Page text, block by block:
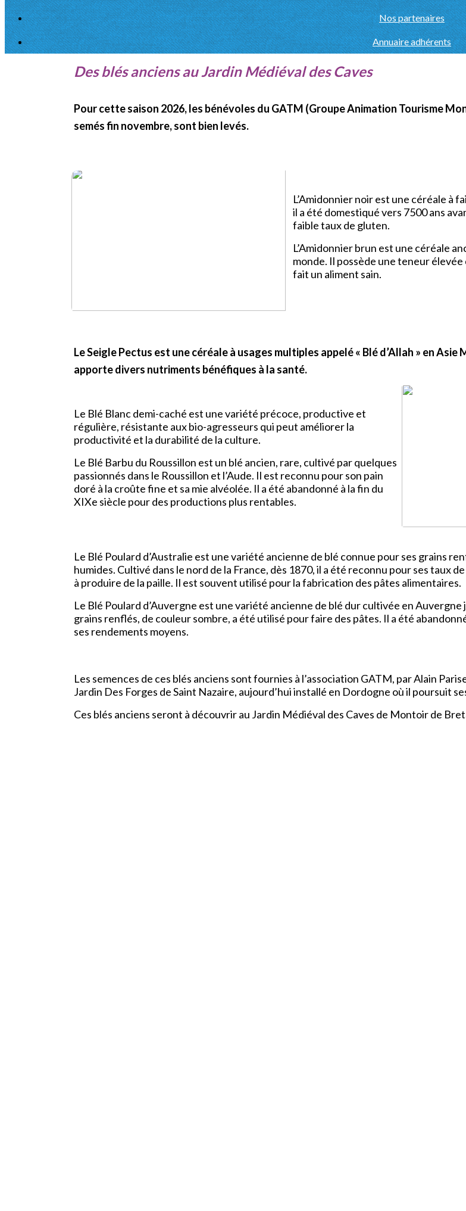
Nos partenaires
Annuaire adhérents
Des blés anciens au Jardin Médiéval des Caves
Pour cette saison 2026, les bénévoles du GATM (Groupe Animation Tourisme
semés fin novembre, sont bien levés.
L’Amidonnier noir est une céréale à
il a été domestiqué vers 7500 ans
faible taux de gluten.
L’Amidonnier brun est une céréale
monde. Il possède une teneur
fait un aliment sain.
Le Seigle Pectus est une céréale à usages multiples appelé « Blé d’Allah » en
apporte divers nutriments bénéfiques à la santé.
Le Blé Blanc demi-caché est une variété précoce, productive et
régulière, résistante aux bio-agresseurs qui peut améliorer la
productivité et la durabilité de la culture.
Le Blé Barbu du Roussillon est un blé ancien, rare, cultivé par quelques
passionnés dans le Roussillon et l’Aude. Il est reconnu pour son pain
doré à la croûte fine et sa mie alvéolée. Il a été abandonné à la fin du
XIXe siècle pour des productions plus rentables.
Le Blé Poulard d’Australie est une variété ancienne de blé connue pour ses grains
humides. Cultivé dans le nord de la France, dès 1870, il a été reconnu pour ses taux
à produire de la paille. Il est souvent utilisé pour la fabrication des pâtes alimentaires.
Le Blé Poulard d’Auvergne est une variété ancienne de blé dur cultivée en
grains renflés, de couleur sombre, a été utilisé pour faire des pâtes. Il a été
ses rendements moyens.
Les semences de ces blés anciens sont fournies à l’association GATM, par Alain
Jardin Des Forges de Saint Nazaire, aujourd’hui installé en Dordogne où il poursuit
Ces blés anciens seront à découvrir au Jardin Médiéval des Caves de Montoir de